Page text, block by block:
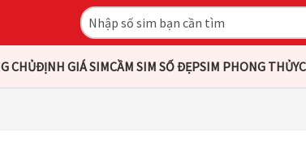
CHỦĐỊNH GIÁ SIMCẦM SIM SỐ ĐẸPSIM PHONG THỦY